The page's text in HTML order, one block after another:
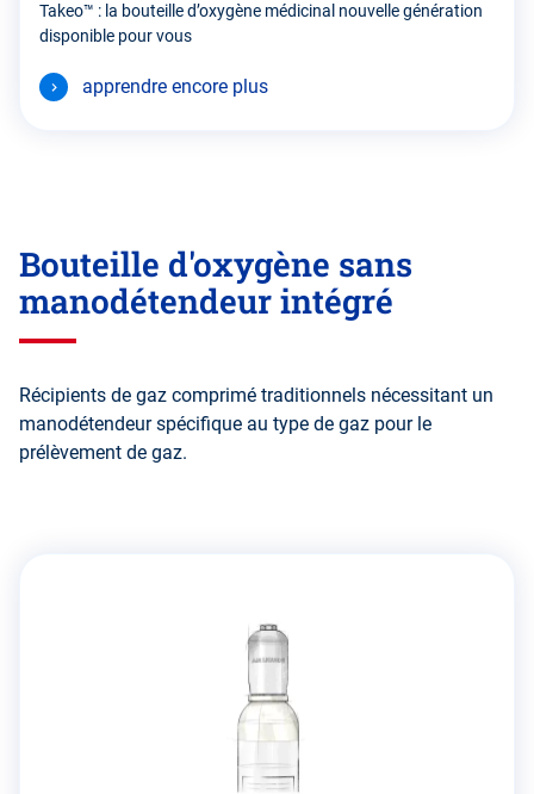
Takeo™ : la bouteille d’oxygène médicinal nouvelle génération
disponible pour vous
apprendre encore plus
Bouteille d'oxygène sans
manodétendeur intégré
Récipients de gaz comprimé traditionnels nécessitant un
manodétendeur spécifique au type de gaz pour le
prélèvement de gaz.